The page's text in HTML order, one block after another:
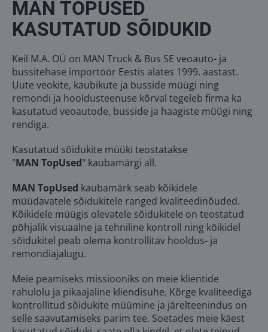
MAN TOPUSED
KASUTATUD SÕIDUKID
Keil M.A. OÜ on MAN Truck & Bus SE veoauto- ja
bussitehase importöör Eestis alates 1999. aastast.
Uute veokite, kaubikute ja busside müügi ning
remondi ja hooldusteenuse kõrval tegeleb firma ka
kasutatud veoautode, busside ja haagiste müügi ning
rendiga.
Kasutatud sõidukite müüki teostatakse
"MAN TopUsed" kaubamärgi all.
MAN TopUsed kaubamärk seab kõikidele
müüdavatele sõidukitele ranged kvaliteedinõuded.
Kõikidele müügis olevatele sõidukitele on teostatud
põhjalik visuaalne ja tehniline kontroll ning kõikidel
sõidukitel peab olema kontrollitav hooldus- ja
remondiajalugu.
Meie peamiseks missiooniks on meie klientide
rahulolu ja pikaajaline kliendisuhe. Kõrge kvaliteediga
kontrollitud sõidukite müümine ja järelteenindus on
selle saavutamiseks parim tee. Soetades meie käest